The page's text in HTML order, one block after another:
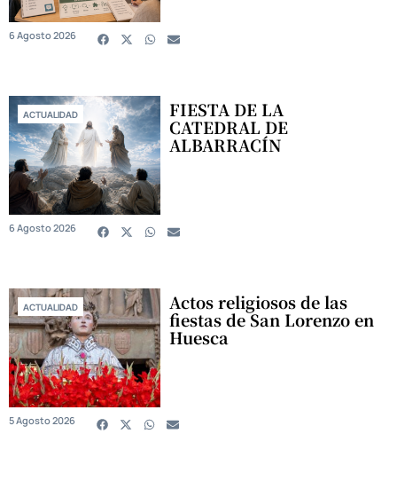
6 Agosto 2026
ACTUALIDAD FIESTA DE LA
CATEDRAL DE
ALBARRACÍN
6 Agosto 2026
ACTUALIDAD Actos religiosos de las
fiestas de San Lorenzo en
Huesca
5 Agosto 2026